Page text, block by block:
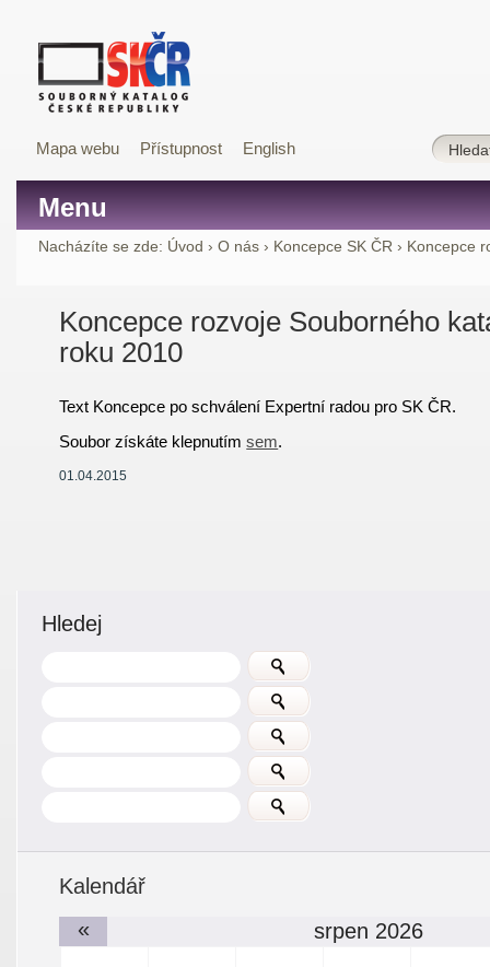
Mapa webu Přístupnost English
Menu
Nacházíte se zde: Úvod › O nás › Koncepce SK ČR › Koncepce
Koncepce rozvoje Souborného
roku 2010
Text Koncepce po schválení Expertní radou pro SK ČR.
Soubor získáte klepnutímsem.
01.04.2015
Hledej
Kalendář
«
srpen 2026